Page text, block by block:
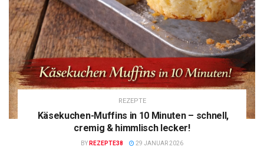
REZEPTE
Käsekuchen-Muffins in 10 Minuten – schnell,
cremig & himmlisch lecker!
BY REZEPTE38 29 JANUAR 2026